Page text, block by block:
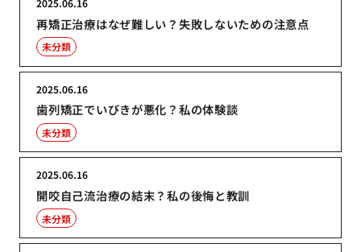
再矯正治療はなぜ難しい？失敗しないための注意点
未分類
歯列矯正でいびきが悪化？私の体験談
2025.06.16
未分類
開咬自己流治療の結末？私の後悔と教訓
2025.06.16
未分類